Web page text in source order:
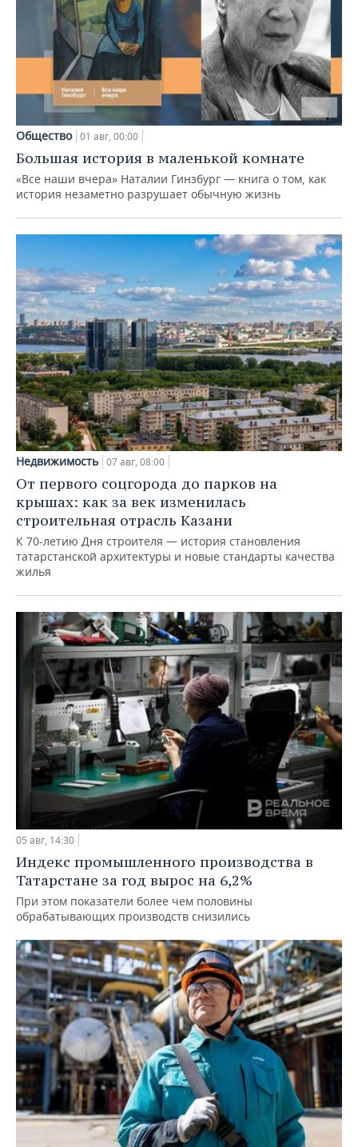
Общество 01 авг, 00:00
Большая история в маленькой комнате
«Все наши вчера» Наталии Гинзбург — книга о том, как
история незаметно разрушает обычную жизнь
Недвижимость 07 авг, 08:00
От первого соцгорода до парков на
крышах: как за век изменилась
строительная отрасль Казани
К 70-летию Дня строителя — история становления
татарстанской архитектуры и новые стандарты качества
жилья
05 авг, 14:30
Индекс промышленного производства в
Татарстане за год вырос на 6,2%
При этом показатели более чем половины
обрабатывающих производств снизились